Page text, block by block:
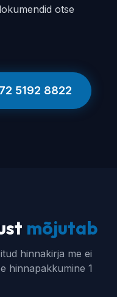
otse
5192 8822
mõjutab
hinnakirja me ei
hinnapakkumine 1